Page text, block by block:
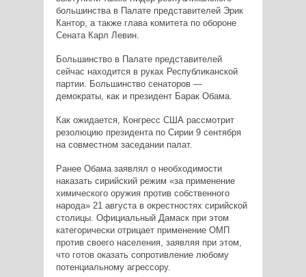
большинства в Палате представителей Эрик
Кантор, а также глава комитета по обороне
Сената Карл Левин.
Большинство в Палате представителей
сейчас находится в руках Республиканской
партии. Большинство сенаторов —
демократы, как и президент Барак Обама.
Как ожидается, Конгресс США рассмотрит
резолюцию президента по Сирии 9 сентября
на совместном заседании палат.
Ранее Обама заявлял о необходимости
наказать сирийский режим «за применение
химического оружия против собственного
народа» 21 августа в окрестностях сирийской
столицы. Официальный Дамаск при этом
категорически отрицает применение ОМП
против своего населения, заявляя при этом,
что готов оказать сопротивление любому
потенциальному агрессору.